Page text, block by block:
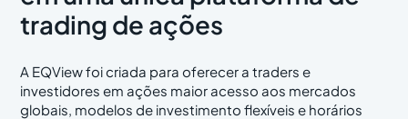
trading de ações
A EQView foi criada para oferecer a traders e
investidores em ações maior acesso aos mercados
globais, modelos de investimento flexíveis e horários